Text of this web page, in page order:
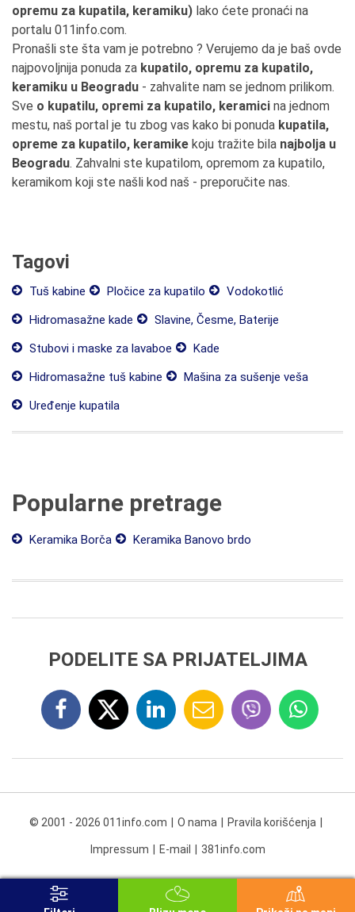
opremu za kupatila, keramiku) lako ćete pronaći na
portalu 011info.com.
Pronašli ste šta vam je potrebno ? Verujemo da je baš ovde
najpovoljnija ponuda za kupatilo, opremu za kupatilo,
keramiku u Beogradu - zahvalite nam se jednom prilikom.
Sve o kupatilu, opremi za kupatilo, keramici na jednom
mestu, naš portal je tu zbog vas kako bi ponuda kupatila,
opreme za kupatilo, keramike koju tražite bila najbolja u
Beogradu. Zahvalni ste kupatilom, opremom za kupatilo,
keramikom koji ste našli kod naš - preporučite nas.
Tagovi
Tuš kabine Pločice za kupatilo
Vodokotlić
Hidromasažne kade
Slavine, Česme, Baterije
Stubovi i maske za lavaboe
Kade
Hidromasažne tuš kabine
Mašina za sušenje veša
Uređenje kupatila
Popularne pretrage
Keramika Borča Keramika Banovo brdo
PODELITE SA PRIJATELJIMA
© 2001 - 2026 011info.com O nama Pravila korišćenja
Impressum E-mail 381info.com